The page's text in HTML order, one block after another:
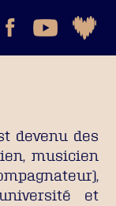
devenu des
musicien
et